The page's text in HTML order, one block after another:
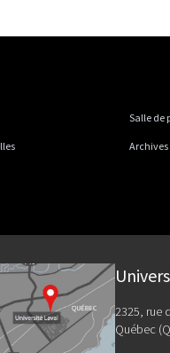
Salle de
2325, rue
Québec